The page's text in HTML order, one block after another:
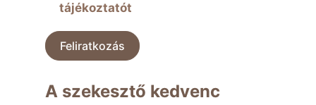
tájékoztatót
Feliratkozás
A szekesztő kedvenc